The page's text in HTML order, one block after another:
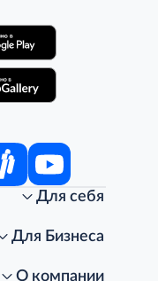
Для себя
Для Бизнеса
О компании